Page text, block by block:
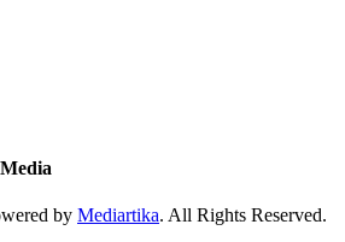
by Mediartika. All Rights Reserved.